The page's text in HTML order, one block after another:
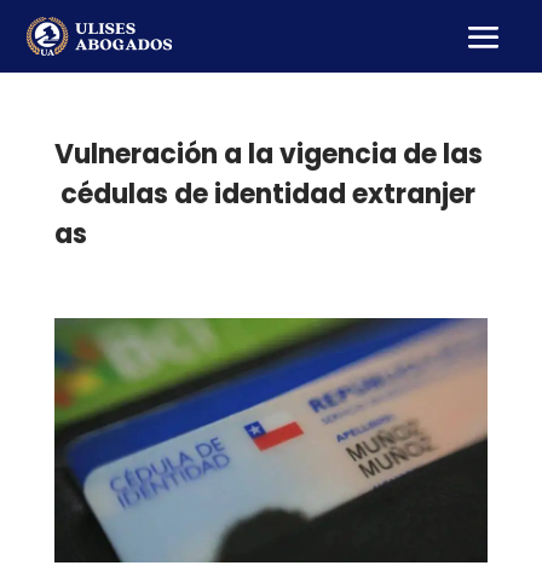
Vulneración a la vigencia de las
cédulas de identidad extranjer
as